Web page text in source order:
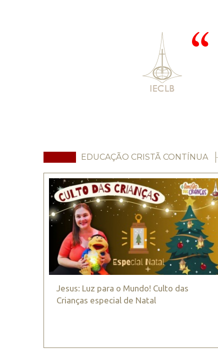
EDUCAÇÃO CRISTÃ CONTÍNUA
Jesus: Luz para o Mundo! Culto das
Crianças especial de Natal